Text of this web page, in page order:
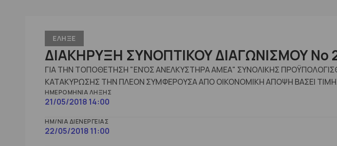
ΕΛΗΞΕ
ΔΙΑΚΗΡΥΞΗ ΣΥΝΟΠΤΙΚΟΥ ΔΙΑΓΩΝΙΣΜΟΥ No
ΓΙΑ ΤΗΝ ΤΟΠΟΘΕΤΗΣΗ "ΕΝΌΣ ΑΝΕΛΚΥΣΤΗΡΑ ΑΜΕΑ" ΣΥΝΟΛΙΚΗΣ
ΚΑΤΑΚΥΡΩΣΗΣ ΤΗΝ ΠΛΕΟΝ ΣΥΜΦΕΡΟΥΣΑ ΑΠΟ ΟΙΚΟΝΟΜΙΚΗ ΑΠΟΨΗ ΒΑΣΕΙ
ΗΜΕΡΟΜΗΝΊΑ ΛΉΞΗΣ
21/05/2018 14:00
ΗΜ/ΝΊΑ ΔΙΕΝΈΡΓΕΙΑΣ
22/05/2018 11:00